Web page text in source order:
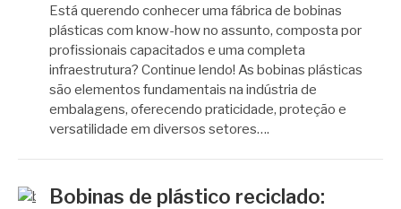
Está querendo conhecer uma fábrica de bobinas
plásticas com know-how no assunto, composta por
profissionais capacitados e uma completa
infraestrutura? Continue lendo! As bobinas plásticas
são elementos fundamentais na indústria de
embalagens, oferecendo praticidade, proteção e
versatilidade em diversos setores….
Bobinas de plástico reciclado: